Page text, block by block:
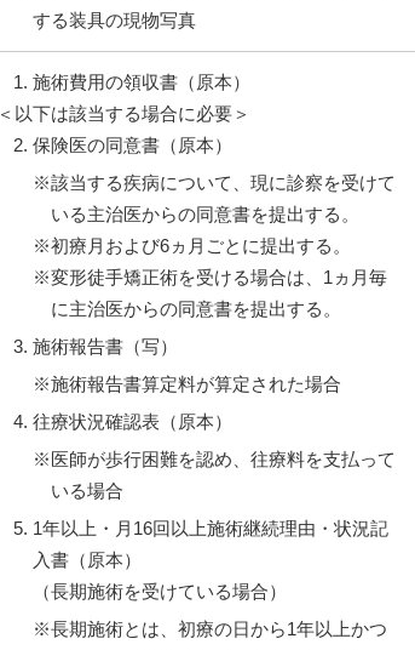
する装具の現物写真
施術費用の領収書（原本）
＜以下は該当する場合に必要＞
保険医の同意書（原本）
※該当する疾病について、現に診察を受けて
いる主治医からの同意書を提出する。
※初療月および6ヵ月ごとに提出する。
※変形徒手矯正術を受ける場合は、1ヵ月毎
に主治医からの同意書を提出する。
施術報告書（写）
※施術報告書算定料が算定された場合
往療状況確認表（原本）
※医師が歩行困難を認め、往療料を支払って
いる場合
1年以上・月16回以上施術継続理由・状況記
入書（原本）
（長期施術を受けている場合）
※長期施術とは、初療の日から1年以上かつ